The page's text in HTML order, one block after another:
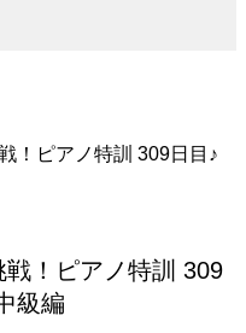
！ピアノ特訓 309日目♪
戦！ピアノ特訓 309
級編